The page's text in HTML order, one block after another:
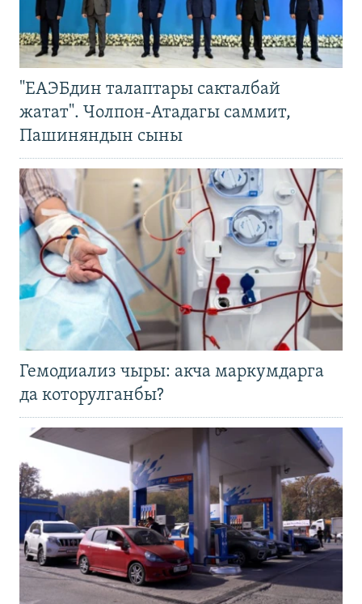
"ЕАЭБдин талаптары сакталбай
жатат". Чолпон-Атадагы саммит,
Пашиняндын сыны
Гемодиализ чыры: акча маркумдарга
да которулганбы?